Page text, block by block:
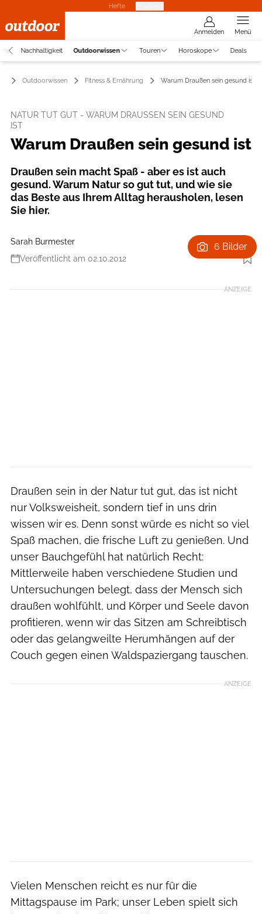
Hefte
Anmelden Menü
Nachhaltigkeit Outdoorwissen Touren Horoskope Deals
Outdoorwissen Fitness & Ernährung Warum Draußen sein gesund ist
NATUR TUT GUT - WARUM DRAUSSEN SEIN GESUND I
ST
Warum Draußen sein gesund ist
Draußen sein macht Spaß - aber es ist auch
gesund. Warum Natur so gut tut, und wie sie
das Beste aus Ihrem Alltag herausholen, lesen
Sie hier.
Sarah Burmester
Veröffentlicht am 02.10.2012
Foto: © Rainer Sturm / Pixelio
6 Bilder
ANZEIGE
Draußen sein in der Natur tut gut, das ist nicht
nur Volksweisheit, sondern tief in uns drin
wissen wir es. Denn sonst würde es nicht so viel
Spaß machen, die frische Luft zu genießen. Und
unser Bauchgefühl hat natürlich Recht:
Mittlerweile haben verschiedene Studien und
Untersuchungen belegt, dass der Mensch sich
draußen wohlfühlt, und Körper und Seele davon
profitieren, wenn wir das Sitzen am Schreibtisch
oder das gelangweilte Herumhängen auf der
Couch gegen einen Waldspaziergang tauschen.
ANZEIGE
Vielen Menschen reicht es nur für die
Mittagspause im Park; unser Leben spielt sich